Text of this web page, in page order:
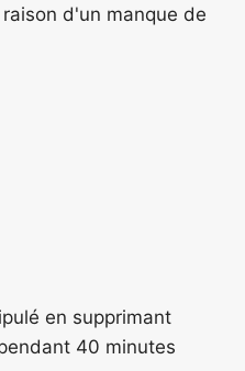
d'un manque de
en supprimant
40 minutes